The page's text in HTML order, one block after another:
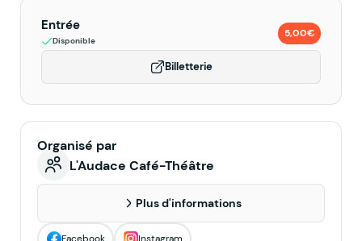
Entrée
Disponible
5,00€
Billetterie
Organisé par
L'Audace Café-Théâtre
Plus d'informations
Facebook Instagram